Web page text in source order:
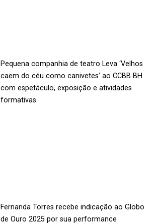
Pequena companhia de teatro Leva ‘Velhos
caem do céu como canivetes’ ao CCBB BH
com espetáculo, exposição e atividades
formativas
Fernanda Torres recebe indicação ao Globo
de Ouro 2025 por sua performance